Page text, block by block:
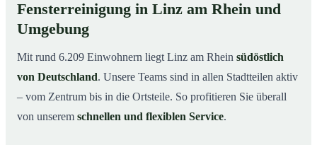
Fensterreinigung in Linz am Rhein und
Umgebung
Mit rund 6.209 Einwohnern liegt Linz am Rhein südöstlich
von Deutschland. Unsere Teams sind in allen Stadtteilen aktiv
– vom Zentrum bis in die Ortsteile. So profitieren Sie überall
von unserem schnellen und flexiblen Service.